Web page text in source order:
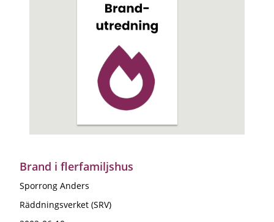
Brand i flerfamiljshus
Sporrong Anders
Räddningsverket (SRV)